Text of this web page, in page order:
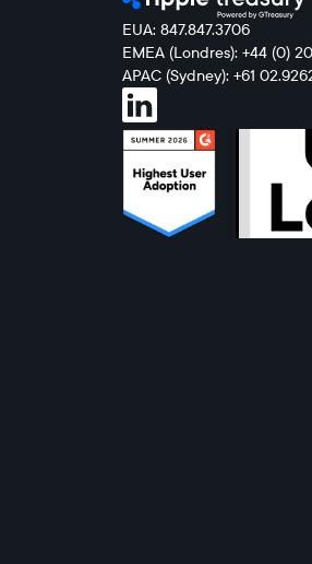
EUA: 847.847.3706
EMEA (Londres): +44 (0)
APAC (Sydney): +61